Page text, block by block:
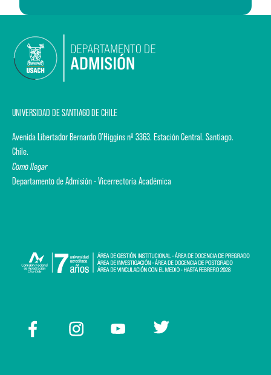
UNIVERSIDAD DE SANTIAGO DE CHILE
Avenida Libertador Bernardo O'Higgins nº 3363. Estación Central. Santiago.
Chile.
Como llegar
Departamento de Admisión - Vicerrectoría Académica